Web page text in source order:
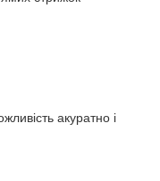
акуратно і